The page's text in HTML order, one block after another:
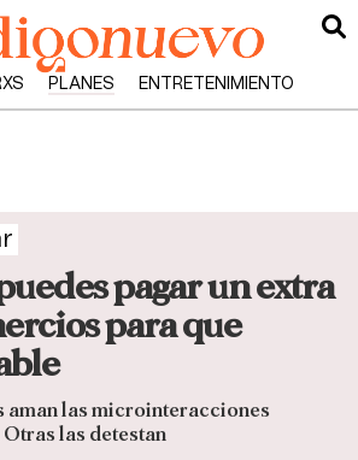
PLANES ENTRETENIMIENTO
pagar un extra
para que
aman las microinteracciones
las detestan